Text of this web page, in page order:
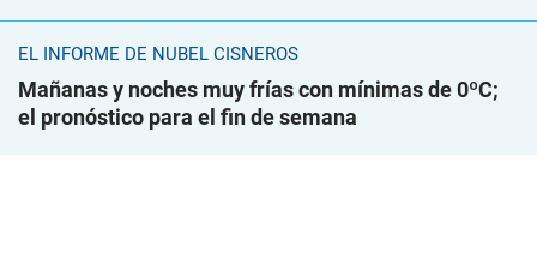
EL INFORME DE NUBEL CISNEROS
Mañanas y noches muy frías con mínimas de 0ºC;
el pronóstico para el fin de semana